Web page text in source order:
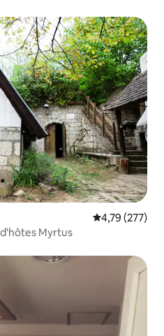
Évaluation
4,79 (277)
Myrtus